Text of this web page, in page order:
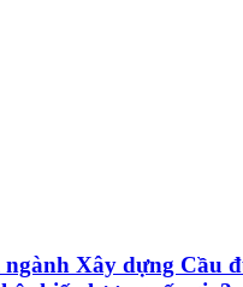
ngành Xây dựng Cầu